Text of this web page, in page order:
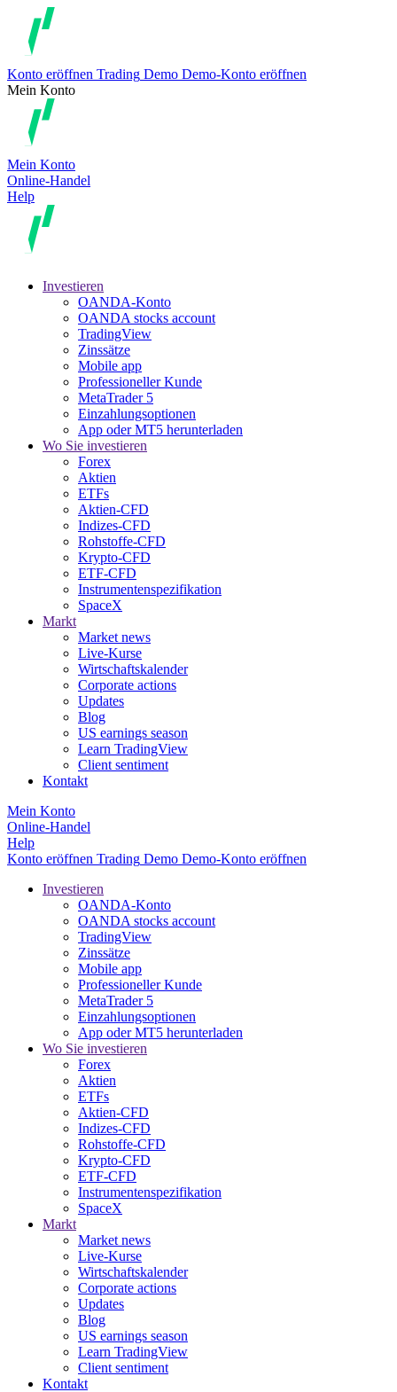
Konto eröffnen Trading Demo Demo-Konto eröffnen
Mein Konto
Mein Konto
Online-Handel
Help
Investieren
OANDA-Konto
OANDA stocks account
TradingView
Zinssätze
Mobile app
Professioneller Kunde
MetaTrader 5
Einzahlungsoptionen
App oder MT5 herunterladen
Wo Sie investieren
Forex
Aktien
ETFs
Aktien-CFD
Indizes-CFD
Rohstoffe-CFD
Krypto-CFD
ETF-CFD
Instrumentenspezifikation
SpaceX
Markt
Market news
Live-Kurse
Wirtschaftskalender
Corporate actions
Updates
Blog
US earnings season
Learn TradingView
Client sentiment
Kontakt
Mein Konto
Online-Handel
Help
Konto eröffnen Trading Demo Demo-Konto eröffnen
Investieren
OANDA-Konto
OANDA stocks account
TradingView
Zinssätze
Mobile app
Professioneller Kunde
MetaTrader 5
Einzahlungsoptionen
App oder MT5 herunterladen
Wo Sie investieren
Forex
Aktien
ETFs
Aktien-CFD
Indizes-CFD
Rohstoffe-CFD
Krypto-CFD
ETF-CFD
Instrumentenspezifikation
SpaceX
Markt
Market news
Live-Kurse
Wirtschaftskalender
Corporate actions
Updates
Blog
US earnings season
Learn TradingView
Client sentiment
Kontakt